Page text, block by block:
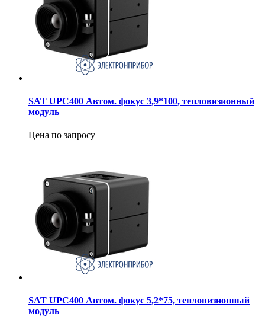
SAT UPC400 Автом. фокус 3,9*100, тепловизионный
модуль
Цена по запросу
SAT UPC400 Автом. фокус 5,2*75, тепловизионный
модуль